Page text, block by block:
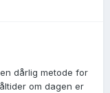
dårlig metode for
om dagen er